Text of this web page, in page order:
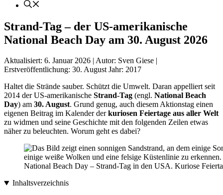
Strand-Tag – der US-amerikanische
National Beach Day am 30. August 2026
Aktualisiert: 6. Januar 2026 Autor: Sven Giese
Erstveröffentlichung: 30. AugustJahr: 2017
Haltet die Strände sauber. Schützt die Umwelt. Daran appelliert seit
2014 der US-amerikanische Strand-Tag (engl. National Beach
Day) am 30. August. Grund genug, auch diesem Aktionstag einen
eigenen Beitrag im Kalender derkuriosen Feiertage aus aller Welt
zu widmen und seine Geschichte mit den folgenden Zeilen etwas
näher zu beleuchten. Worum geht es dabei?
National Beach Day – Strand-Tag in den USA. Kuriose
Inhaltsverzeichnis